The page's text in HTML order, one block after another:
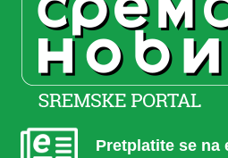
Pretplatite se na